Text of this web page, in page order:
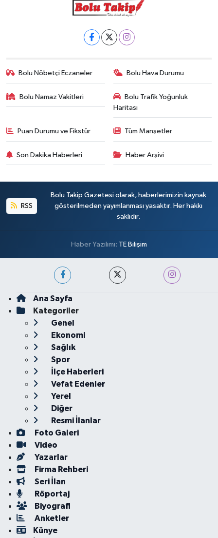
Bolu Nöbetçi Eczaneler Bolu Hava Durumu
Bolu Namaz Vakitleri
Bolu Trafik Yoğunluk
Haritası
Puan Durumu ve Fikstür Tüm Manşetler
Son Dakika Haberleri Haber Arşivi
RSS
Bolu Takip Gazetesi olarak, haberlerimizin kaynak
gösterilmeden yayımlanması yasaktır. Her hakkı
saklıdır.
Haber Yazılımı: TE Bilişim
Ana Sayfa
Kategoriler
Genel
Ekonomi
Sağlık
Spor
İlçe Haberleri
Vefat Edenler
Yerel
Diğer
Resmi İlanlar
Foto Galeri
Video
Yazarlar
Firma Rehberi
Seri İlan
Röportaj
Biyografi
Anketler
Künye